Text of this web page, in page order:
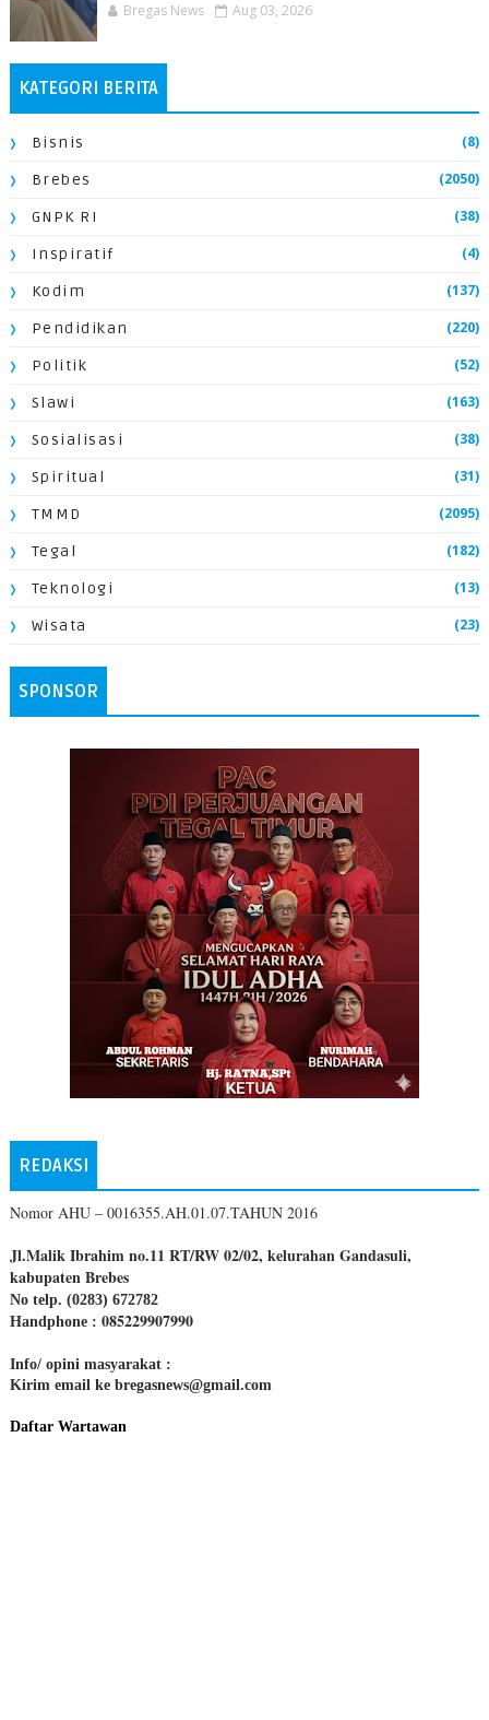
Bregas News Aug 03, 2026
KATEGORI BERITA
Bisnis (8)
Brebes (2050)
GNPK RI (38)
Inspiratif (4)
Kodim (137)
Pendidikan (220)
Politik (52)
Slawi (163)
Sosialisasi (38)
Spiritual (31)
TMMD (2095)
Tegal (182)
Teknologi (13)
Wisata (23)
SPONSOR
REDAKSI
Nomor AHU – 0016355.AH.01.07.TAHUN 2016
Jl.Malik Ibrahim no.11 RT/RW 02/02, kelurahan Gandasuli,
kabupaten Brebes
No telp. (0283) 672782
Handphone : 085229907990
Info/ opini masyarakat :
Kirim email ke bregasnews@gmail.com
Daftar Wartawan